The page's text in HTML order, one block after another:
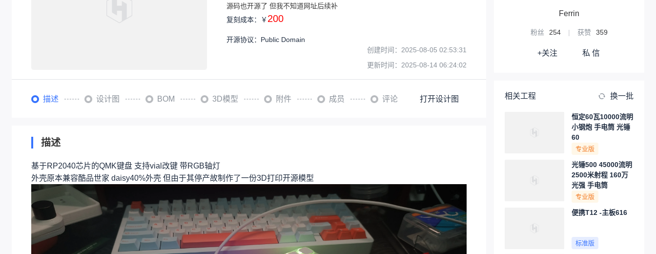
源码也开源了 但我不知道网址后续补
复刻成本：
￥ 200
开源协议： Public Domain
创建时间： 2025-08-05 02:53:31
更新时间： 2025-08-14 06:24:02
描述 设计图 BOM 3D模型 附件 成员 评论 打开设计图
描述
基于RP2040芯片的QMK键盘 支持vial改键 带RGB轴灯
外壳原本兼容酷品世家 daisy40%外壳 但由于其停产故制作了一份3D打印开源模型
Ferrin
粉丝 254 | 获赞 359
+关注 私 信
相关工程 换一批
恒定60瓦10000流明
小钢炮 手电筒 光锤
60
专业版
光锤500 45000流明
2500米射程 160万
光强 手电筒
专业版
便携T12 -主板616
标准版